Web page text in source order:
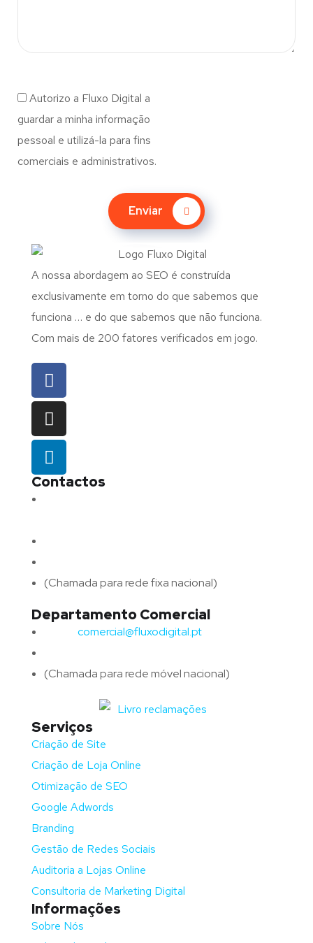
Autorizo a Fluxo Digital a
guardar a minha informação
pessoal e utilizá-la para fins
comerciais e administrativos.
Enviar
A nossa abordagem ao SEO é construída
exclusivamente em torno do que sabemos que
funciona … e do que sabemos que não funciona.
Com mais de 200 fatores verificados em jogo.
Contactos
(Chamada para rede fixa nacional)
Departamento Comercial
comercial@fluxodigital.pt
(Chamada para rede móvel nacional)
Serviços
Criação de Site
Criação de Loja Online
Otimização de SEO
Google Adwords
Branding
Gestão de Redes Sociais
Auditoria a Lojas Online
Consultoria de Marketing Digital
Informações
Sobre Nós